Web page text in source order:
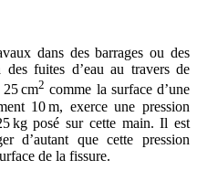
dans des barrages ou des
des fuites d’eau au travers de
cm2 comme la surface d’une
10 m, exerce une pression
kg posé sur cette main. Il est
d’autant que cette pression
de la fissure.